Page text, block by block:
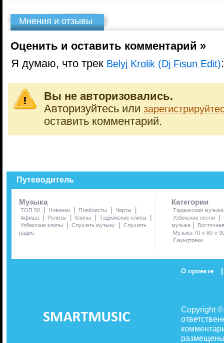
Мнения и отзывы
Оценить и оставить комментарий »
Я думаю, что трек Belyj Krolik (Dj Fisun Edit):
Вы не авторизовались.
Авторизуйтесь или
оставить комментарий.
Путеводитель
Музыка
ТОП 50 | Новинки | Плейлисты | Чарты |
Афиша | Релизы | Клипы | Таджикские клипы |
Узбекские клипы | Слушать музыку | Слушать
радио
Категории
Таджикская музыка
Узбекские песни
|
музыка |
Музыка 70-х 80-х
Саундтреки
О проекте |
Copyright
размещены